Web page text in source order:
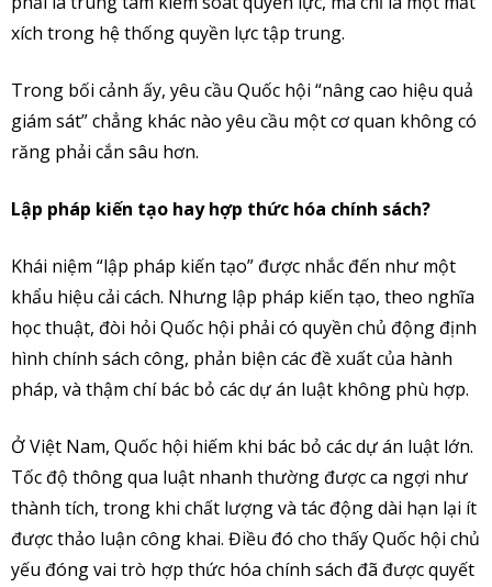
xích trong hệ thống quyền lực tập trung.
Trong bối cảnh ấy, yêu cầu Quốc hội “nâng cao hiệu quả
giám sát” chẳng khác nào yêu cầu một cơ quan không có
răng phải cắn sâu hơn.
Lập pháp kiến tạo hay hợp thức hóa chính sách?
Khái niệm “lập pháp kiến tạo” được nhắc đến như một
khẩu hiệu cải cách. Nhưng lập pháp kiến tạo, theo nghĩa
học thuật, đòi hỏi Quốc hội phải có quyền chủ động định
hình chính sách công, phản biện các đề xuất của hành
pháp, và thậm chí bác bỏ các dự án luật không phù hợp.
Ở Việt Nam, Quốc hội hiếm khi bác bỏ các dự án luật lớn.
Tốc độ thông qua luật nhanh thường được ca ngợi như
thành tích, trong khi chất lượng và tác động dài hạn lại ít
được thảo luận công khai. Điều đó cho thấy Quốc hội chủ
yếu đóng vai trò hợp thức hóa chính sách đã được quyết